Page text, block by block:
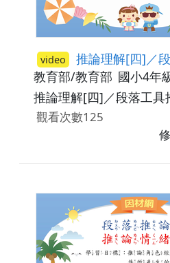
video 推論理解[四]／
教育部/教育部 國小4年
推論理解[四]／段落工具
觀看次數125